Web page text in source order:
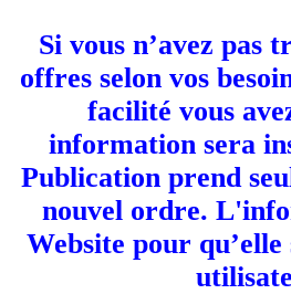
Si vous n’avez pas
offres selon vos
facilité vous
information sera
Publication prend
nouvel ordre.
Website pour